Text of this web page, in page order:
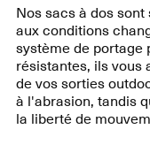
Nos sacs à dos
aux conditions
système de
résistantes, ils vous
de vos sorties
à l'abrasion, tandis
la liberté de